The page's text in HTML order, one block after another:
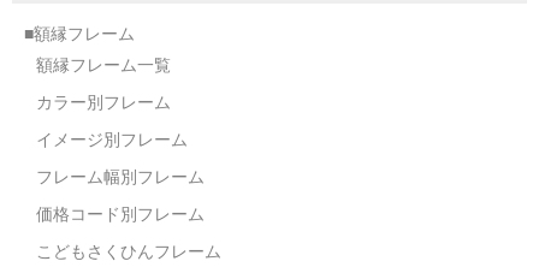
■額縁フレーム
額縁フレーム一覧
カラー別フレーム
イメージ別フレーム
フレーム幅別フレーム
価格コード別フレーム
こどもさくひんフレーム